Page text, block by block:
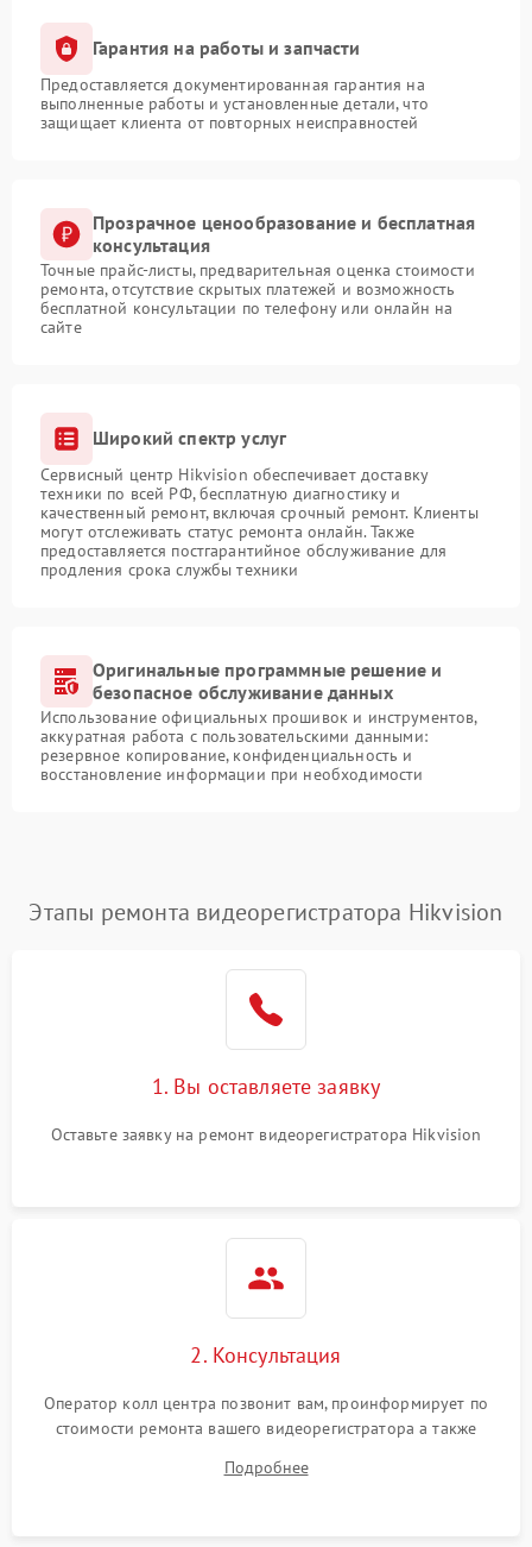
Гарантия на работы и запчасти
Предоставляется документированная гарантия на
выполненные работы и установленные детали, что
защищает клиента от повторных неисправностей
Прозрачное ценообразование и бесплатная
консультация
Точные прайс-листы, предварительная оценка стоимости
ремонта, отсутствие скрытых платежей и возможность
бесплатной консультации по телефону или онлайн на
сайте
Широкий спектр услуг
Сервисный центр Hikvision обеспечивает доставку
техники по всей РФ, бесплатную диагностику и
качественный ремонт, включая срочный ремонт. Клиенты
могут отслеживать статус ремонта онлайн. Также
предоставляется постгарантийное обслуживание для
продления срока службы техники
Оригинальные программные решение и
безопасное обслуживание данных
Использование официальных прошивок и инструментов,
аккуратная работа с пользовательскими данными:
резервное копирование, конфиденциальность и
восстановление информации при необходимости
Этапы ремонта видеорегистратора Hikvision
1. Вы оставляете заявку
Оставьте заявку на ремонт видеорегистратора Hikvision
2. Консультация
Оператор колл центра позвонит вам, проинформирует по
стоимости ремонта вашего видеорегистратора а также
Подробнее